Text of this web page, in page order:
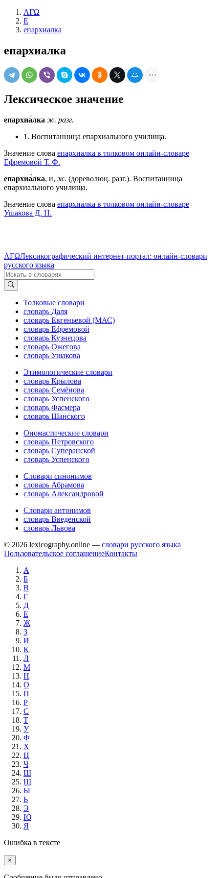
ΛΓΩ
Е
епархиалка
епархиалка
Лексическое значение
епархиа́лка ж. разг.
1. Воспитанница епархиального училища.
Значение слова епархиалка в толковом онлайн-словаре
Ефремовой Т. Ф.
епархиа́лка, и, ж. (дореволюц. разг.). Воспитанница
епархиального училища.
Значение слова епархиалка в толковом онлайн-словаре
Ушакова Д. Н.
ΛΓΩЛексикографический интернет-портал: онлайн-словари
русского языка
Толковые словари
словарь Даля
словарь Евгеньевой (МАС)
словарь Ефремовой
словарь Кузнецова
словарь Ожегова
словарь Ушакова
Этимологические словари
словарь Крылова
словарь Семёнова
словарь Успенского
словарь Фасмера
словарь Шанского
Ономастические словари
словарь Петровского
словарь Суперанской
словарь Успенского
Словари синонимов
словарь Абрамова
словарь Александровой
Словари антонимов
словарь Введенской
словарь Львова
© 2026 lexicography.online — словари русского языка
Пользовательское соглашениеКонтакты
А
Б
В
Г
Д
Е
Ж
З
И
К
Л
М
Н
О
П
Р
С
Т
У
Ф
Х
Ц
Ч
Ш
Щ
Ы
Ь
Э
Ю
Я
Ошибка в тексте
×